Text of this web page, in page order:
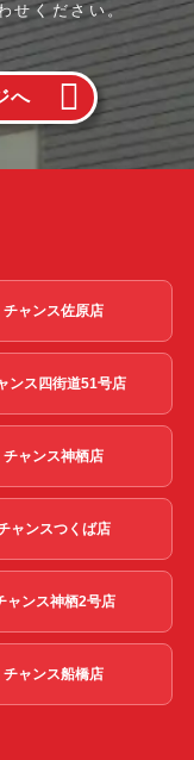
せください。
へ
チャンス佐原店
ンス四街道51号店
チャンス神栖店
ャンスつくば店
ャンス神栖2号店
チャンス船橋店